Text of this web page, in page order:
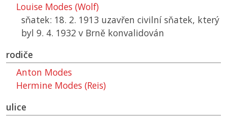
Louise Modes (Wolf)
sňatek: 18. 2. 1913 uzavřen civilní sňatek, který
byl 9. 4. 1932 v Brně konvalidován
rodiče
Anton Modes
Hermine Modes (Reis)
ulice